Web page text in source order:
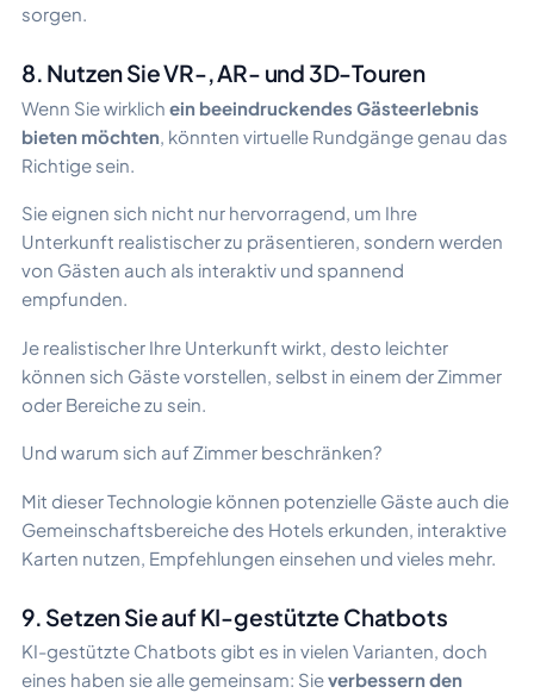
sorgen.
8. Nutzen Sie VR-, AR- und 3D-Touren
Wenn Sie wirklich ein beeindruckendes Gästeerlebnis
bieten möchten , könnten virtuelle Rundgänge genau das
Richtige sein.
Sie eignen sich nicht nur hervorragend, um Ihre
Unterkunft realistischer zu präsentieren, sondern werden
von Gästen auch als interaktiv und spannend
empfunden.
Je realistischer Ihre Unterkunft wirkt, desto leichter
können sich Gäste vorstellen, selbst in einem der Zimmer
oder Bereiche zu sein.
Und warum sich auf Zimmer beschränken?
Mit dieser Technologie können potenzielle Gäste auch die
Gemeinschaftsbereiche des Hotels erkunden, interaktive
Karten nutzen, Empfehlungen einsehen und vieles mehr.
9. Setzen Sie auf KI-gestützte Chatbots
KI-gestützte Chatbots gibt es in vielen Varianten, doch
eines haben sie alle gemeinsam: Sieverbessern den